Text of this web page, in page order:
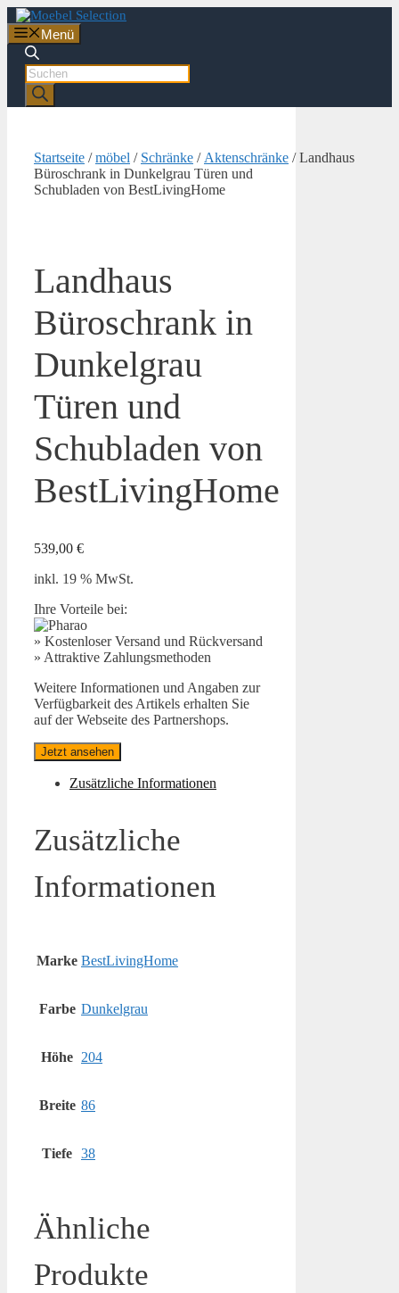
Zum
Inhalt
springen
Menü
Products
search
Startseite /möbel / Schränke / Aktenschränke / Landhaus
Büroschrank in Dunkelgrau Türen und
Schubladen von BestLivingHome
Landhaus
Büroschrank in
Dunkelgrau
Türen und
Schubladen von
BestLivingHome
539,00 €
inkl. 19 % MwSt.
Ihre Vorteile bei:
» Kostenloser Versand und Rückversand
» Attraktive Zahlungsmethoden
Weitere Informationen und Angaben zur
Verfügbarkeit des Artikels erhalten Sie
auf der Webseite des Partnershops.
Jetzt ansehen
Zusätzliche Informationen
Zusätzliche
Informationen
Marke BestLivingHome
Farbe Dunkelgrau
Höhe 204
Breite 86
Tiefe 38
Ähnliche
Produkte